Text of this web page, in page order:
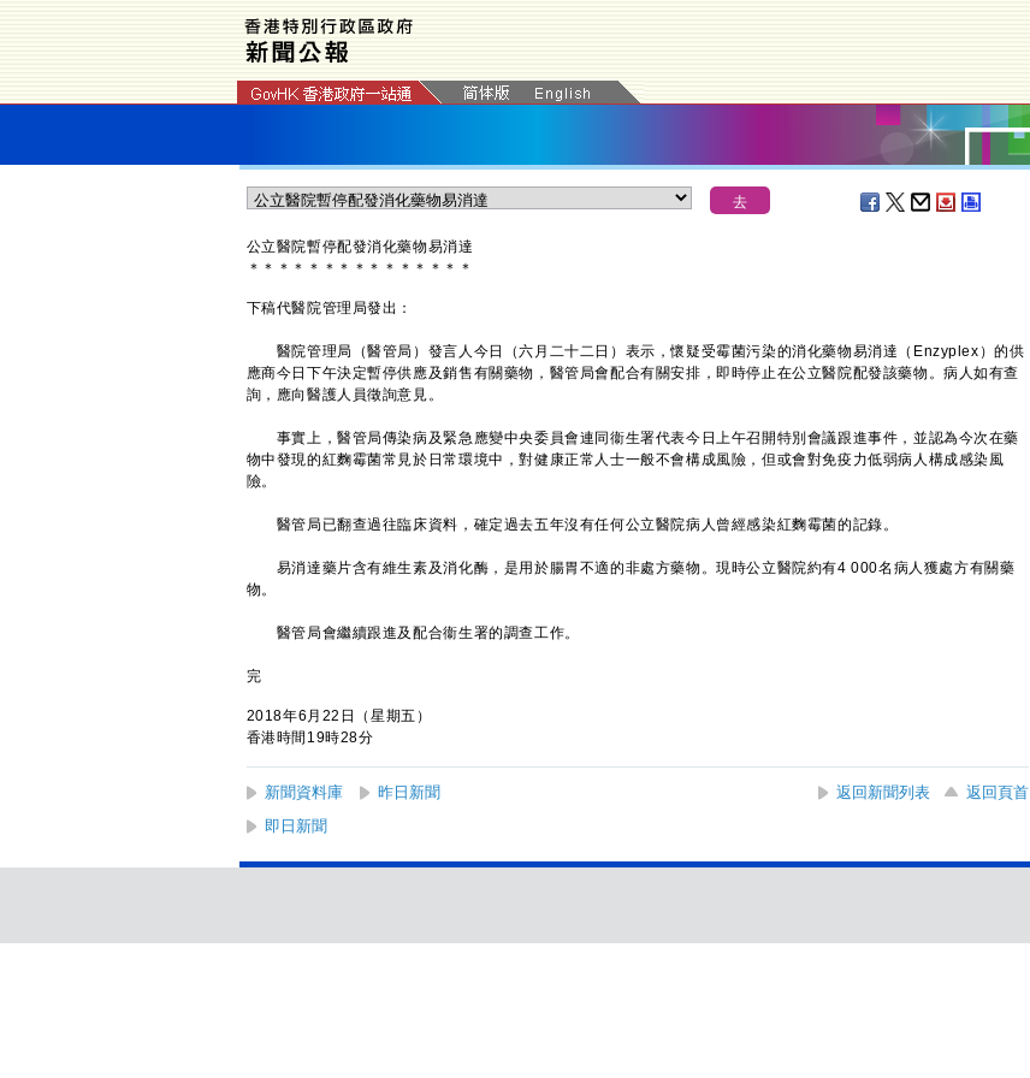
公立醫院暫停配發消化藥物易消達
＊ ＊ ＊ ＊ ＊ ＊ ＊ ＊ ＊ ＊ ＊ ＊ ＊ ＊ ＊
下稿代醫院管理局發出：
醫院管理局（醫管局）發言人今日（六月二十二日）表示，懷疑受霉菌污染的消化藥物易消達（Enzyplex）的供
應商今日下午決定暫停供應及銷售有關藥物，醫管局會配合有關安排，即時停止在公立醫院配發該藥物。病人如有查
詢，應向醫護人員徵詢意見。
事實上，醫管局傳染病及緊急應變中央委員會連同衞生署代表今日上午召開特別會議跟進事件，並認為今次在藥
物中發現的紅麴霉菌常見於日常環境中，對健康正常人士一般不會構成風險，但或會對免疫力低弱病人構成感染風
險。
醫管局已翻查過往臨床資料，確定過去五年沒有任何公立醫院病人曾經感染紅麴霉菌的記錄。
易消達藥片含有維生素及消化酶，是用於腸胃不適的非處方藥物。現時公立醫院約有4 000名病人獲處方有關藥
物。
醫管局會繼續跟進及配合衞生署的調查工作。
完
2018年6月22日（星期五）
香港時間19時28分
新聞資料庫 昨日新聞 返回新聞列表
返回頁首
即日新聞